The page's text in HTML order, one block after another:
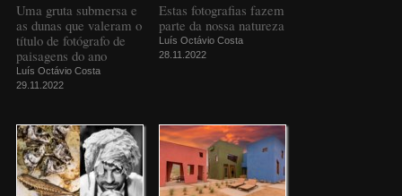
Uma gruta submersa e
as dunas que valeram o
título de fotógrafo de
paisagens do ano
Luís Octávio Costa
29.11.2022
Estas fotografias fazem
parte da nossa natureza
Luís Octávio Costa
28.11.2022